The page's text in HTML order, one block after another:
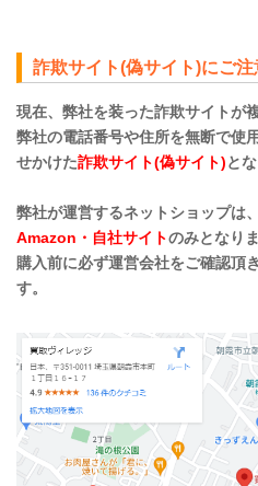
詐欺サイト(偽サイト)にご
現在、弊社を装った詐欺サイトが
弊社の電話番号や住所を無断で使
せかけた詐欺サイト(偽サイト)と
弊社が運営するネットショップは、
Amazon・自社サイトのみとなりま
購入前に必ず運営会社をご確認頂
す。